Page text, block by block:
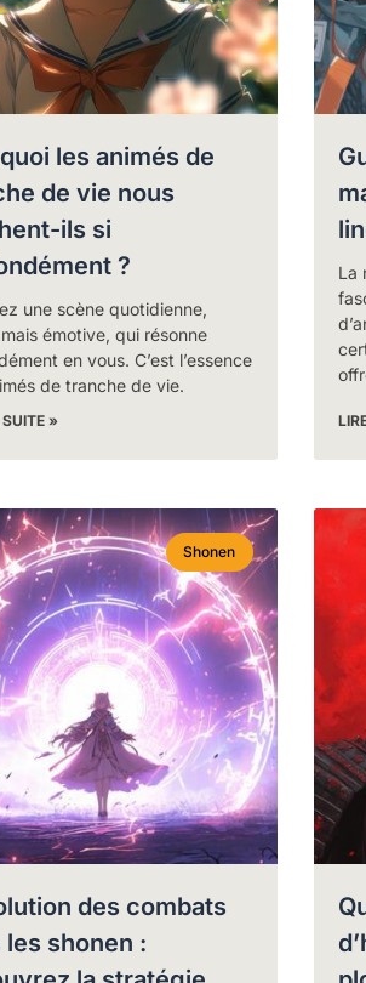
les animés de
de vie nous
ils si
?
une scène quotidienne,
émotive, qui résonne
en vous. C’est l’essence
de tranche de vie.
»
La
Shonen
des combats
les shonen :